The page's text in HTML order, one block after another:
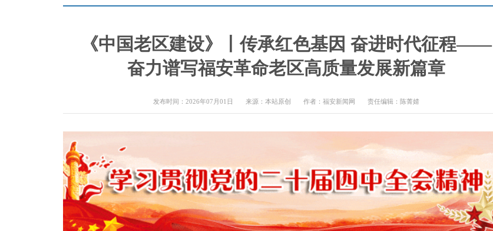
《中国老区建设》丨传承红色基因 奋进时代征程——
奋力谱写福安革命老区高质量发展新篇章
发布时间：2026年07月01日 来源：本站原创 作者：福安新闻网 责任编辑：陈菁婧